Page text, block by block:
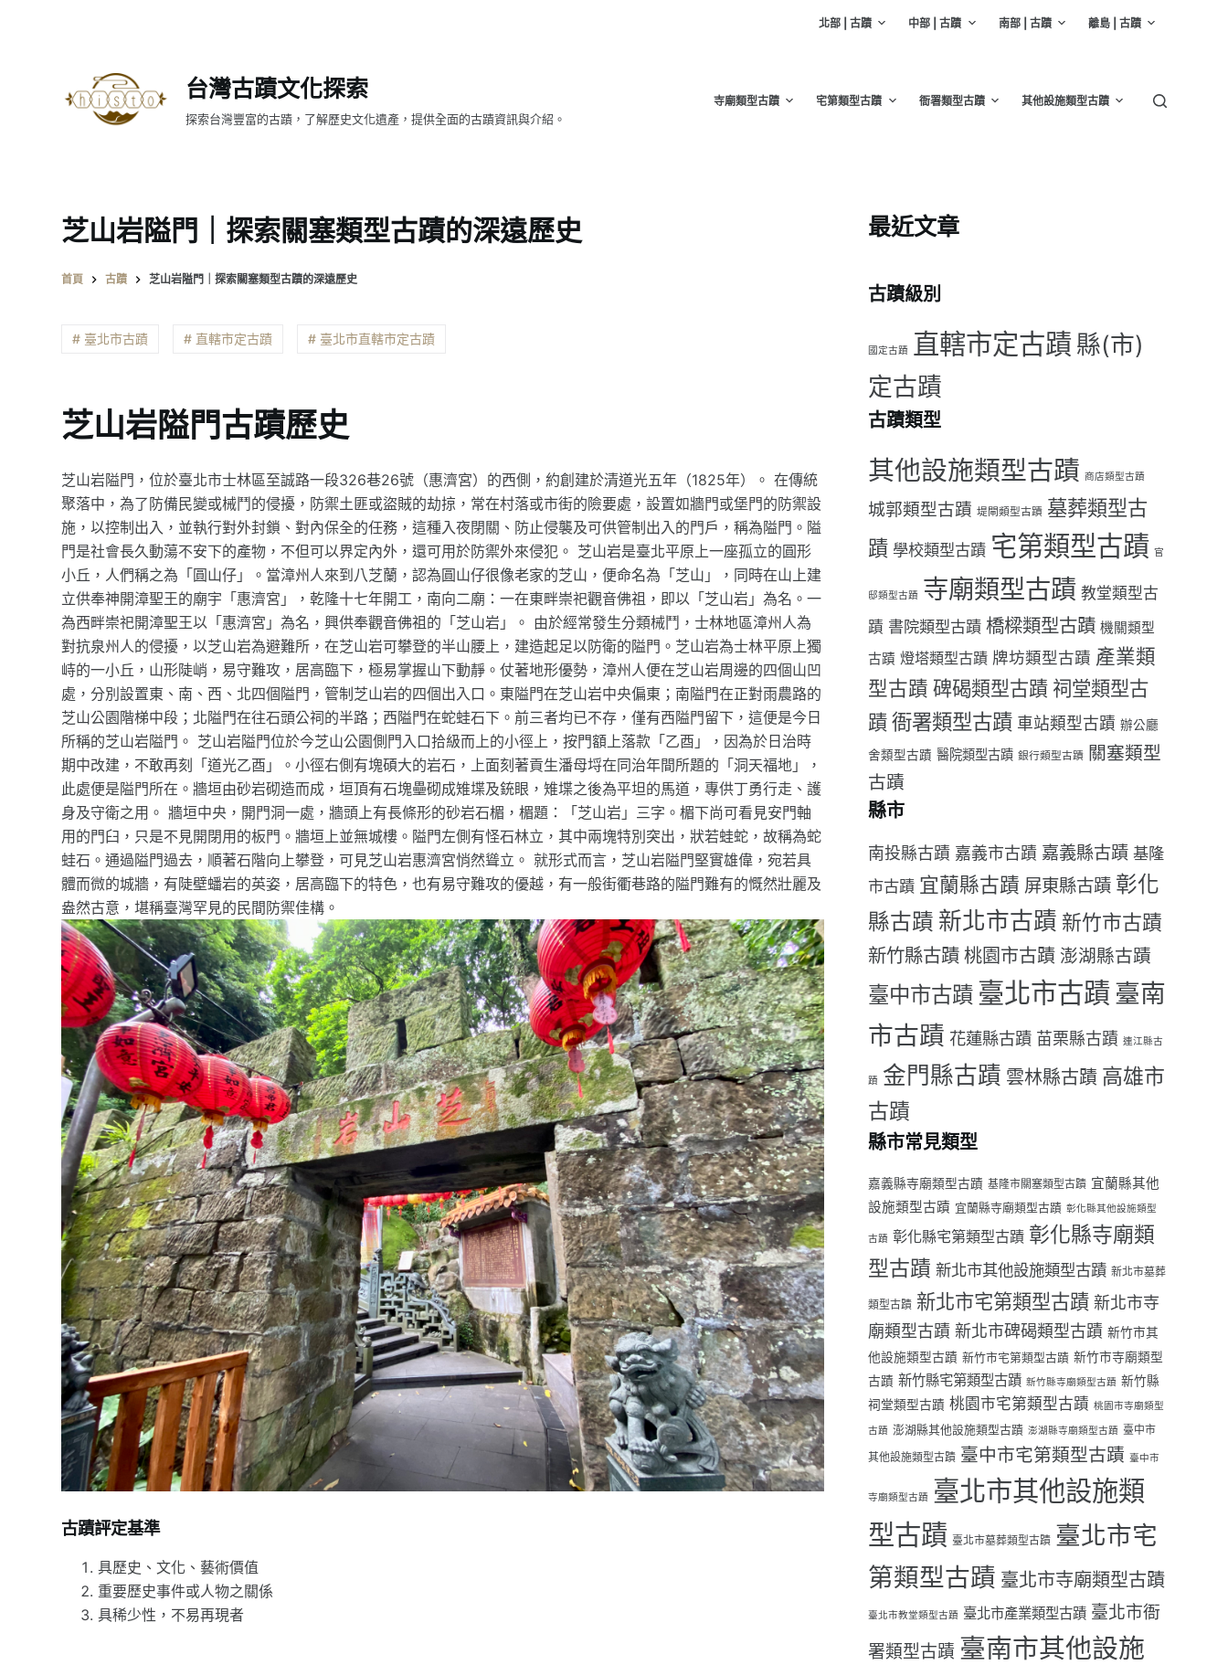
北部 | 古蹟 中部 | 古蹟 南部 | 古蹟 離島 | 古蹟
台灣古蹟文化探索
探索台灣豐富的古蹟，了解歷史文化遺產，提供全面的古蹟資訊與介紹。
寺廟類型古蹟 宅第類型古蹟 衙署類型古蹟 其他設施類型古蹟
芝山岩隘門｜探索關塞類型古蹟的深遠歷史
首頁 古蹟 芝山岩隘門｜探索關塞類型古蹟的深遠歷史
# 臺北市古蹟 # 直轄市定古蹟 # 臺北市直轄市定古蹟
芝山岩隘門古蹟歷史
芝山岩隘門，位於臺北市士林區至誠路一段326巷26號（惠濟宮）的西側，約創建於清道光五年（1825年）。 在傳統
聚落中，為了防備民變或械鬥的侵擾，防禦土匪或盜賊的劫掠，常在村落或市街的險要處，設置如牆門或堡門的防禦設
施，以控制出入，並執行對外封鎖、對內保全的任務，這種入夜閉關、防止侵襲及可供管制出入的門戶，稱為隘門。隘
門是社會長久動蕩不安下的產物，不但可以界定內外，還可用於防禦外來侵犯。 芝山岩是臺北平原上一座孤立的圓形
小丘，人們稱之為「圓山仔」。當漳州人來到八芝蘭，認為圓山仔很像老家的芝山，便命名為「芝山」，同時在山上建
立供奉神開漳聖王的廟宇「惠濟宮」，乾隆十七年開工，南向二廟：一在東畔崇祀觀音佛祖，即以「芝山岩」為名。一
為西畔崇祀開漳聖王以「惠濟宮」為名，興供奉觀音佛祖的「芝山岩」。 由於經常發生分類械鬥，士林地區漳州人為
對抗泉州人的侵擾，以芝山岩為避難所，在芝山岩可攀登的半山腰上，建造起足以防衛的隘門。芝山岩為士林平原上獨
峙的一小丘，山形陡峭，易守難攻，居高臨下，極易掌握山下動靜。仗著地形優勢，漳州人便在芝山岩周邊的四個山凹
處，分別設置東、南、西、北四個隘門，管制芝山岩的四個出入口。東隘門在芝山岩中央偏東；南隘門在正對雨農路的
芝山公園階梯中段；北隘門在往石頭公祠的半路；西隘門在蛇蛙石下。前三者均已不存，僅有西隘門留下，這便是今日
所稱的芝山岩隘門。 芝山岩隘門位於今芝山公園側門入口拾級而上的小徑上，按門額上落款「乙酉」，因為於日治時
期中改建，不敢再刻「道光乙酉」。小徑右側有塊碩大的岩石，上面刻著貢生潘母埒在同治年間所題的「洞天福地」，
此處便是隘門所在。牆垣由砂岩砌造而成，垣頂有石塊壘砌成雉堞及銃眼，雉堞之後為平坦的馬道，專供丁勇行走、護
身及守衛之用。 牆垣中央，開門洞一處，牆頭上有長條形的砂岩石楣，楣題：「芝山岩」三字。楣下尚可看見安門軸
用的門臼，只是不見開閉用的板門。牆垣上並無城樓。隘門左側有怪石林立，其中兩塊特別突出，狀若蛙蛇，故稱為蛇
蛙石。通過隘門過去，順著石階向上攀登，可見芝山岩惠濟宮悄然聳立。 就形式而言，芝山岩隘門堅實雄偉，宛若具
體而微的城牆，有陡壁蟠岩的英姿，居高臨下的特色，也有易守難攻的優越，有一般街衢巷路的隘門難有的慨然壯麗及
盎然古意，堪稱臺灣罕見的民間防禦佳構。
古蹟評定基準
具歷史、文化、藝術價值
重要歷史事件或人物之關係
具稀少性，不易再現者
最近文章
古蹟級別
國定古蹟 直轄市定古蹟縣(市)
定古蹟
古蹟類型
其他設施類型古蹟 商店類型古蹟
城郭類型古蹟 堤閘類型古蹟 墓葬類型古
蹟 學校類型古蹟 宅第類型古蹟 官
邸類型古蹟 寺廟類型古蹟 教堂類型古
蹟 書院類型古蹟 橋樑類型古蹟 機關類型
古蹟 燈塔類型古蹟 牌坊類型古蹟 產業類
型古蹟 碑碣類型古蹟 祠堂類型古
蹟 衙署類型古蹟 車站類型古蹟 辦公廳
舍類型古蹟 醫院類型古蹟 銀行類型古蹟 關塞類型
古蹟
縣市
南投縣古蹟 嘉義市古蹟 嘉義縣古蹟 基隆
市古蹟 宜蘭縣古蹟 屏東縣古蹟 彰化
縣古蹟 新北市古蹟 新竹市古蹟
新竹縣古蹟 桃園市古蹟 澎湖縣古蹟
臺中市古蹟 臺北市古蹟臺南
市古蹟 花蓮縣古蹟 苗栗縣古蹟 連江縣古
蹟 金門縣古蹟 雲林縣古蹟 高雄市
古蹟
縣市常見類型
嘉義縣寺廟類型古蹟 基隆市關塞類型古蹟 宜蘭縣其他
設施類型古蹟 宜蘭縣寺廟類型古蹟 彰化縣其他設施類型
古蹟 彰化縣宅第類型古蹟 彰化縣寺廟類
型古蹟 新北市其他設施類型古蹟 新北市墓葬
類型古蹟 新北市宅第類型古蹟 新北市寺
廟類型古蹟 新北市碑碣類型古蹟 新竹市其
他設施類型古蹟 新竹市宅第類型古蹟 新竹市寺廟類型
古蹟 新竹縣宅第類型古蹟 新竹縣寺廟類型古蹟 新竹縣
祠堂類型古蹟 桃園市宅第類型古蹟 桃園市寺廟類型
古蹟 澎湖縣其他設施類型古蹟 澎湖縣寺廟類型古蹟 臺中市
其他設施類型古蹟 臺中市宅第類型古蹟 臺中市
寺廟類型古蹟 臺北市其他設施類
型古蹟 臺北市墓葬類型古蹟 臺北市宅
第類型古蹟 臺北市寺廟類型古蹟
臺北市教堂類型古蹟 臺北市產業類型古蹟 臺北市衙
署類型古蹟 臺南市其他設施